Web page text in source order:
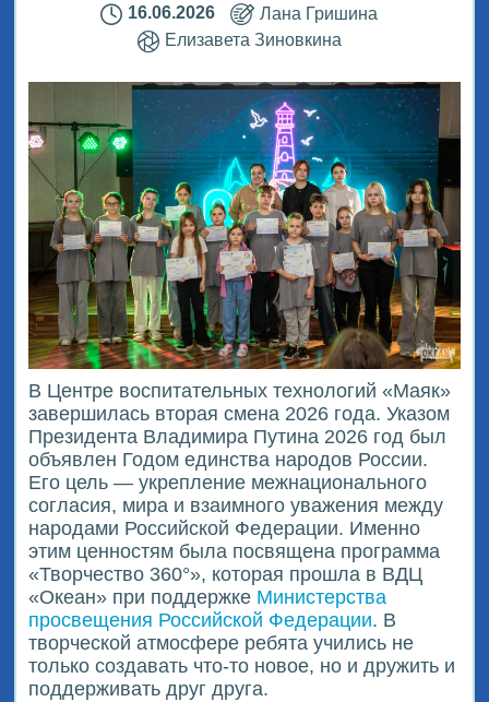
16.06.2026
Лана Гришина
Елизавета Зиновкина
В Центре воспитательных технологий «Маяк»
завершилась вторая смена 2026 года. Указом
Президента Владимира Путина 2026 год был
объявлен Годом единства народов России.
Его цель — укрепление межнационального
согласия, мира и взаимного уважения между
народами Российской Федерации. Именно
этим ценностям была посвящена программа
«Творчество 360°», которая прошла в ВДЦ
«Океан» при поддержке Министерства
просвещения Российской Федерации. В
творческой атмосфере ребята учились не
только создавать что-то новое, но и дружить и
поддерживать друг друга.